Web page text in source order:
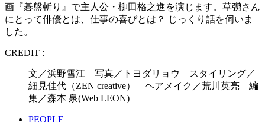
画『碁盤斬り』で主人公・柳田格之進を演じます。草彅さん
にとって俳優とは、仕事の喜びとは？ じっくり話を伺いま
した。
CREDIT :
文／浜野雪江 写真／トヨダリョウ スタイリング／
細見佳代（ZEN creative） ヘアメイク／荒川英亮 編
集／森本 泉(Web LEON)
PEOPLE